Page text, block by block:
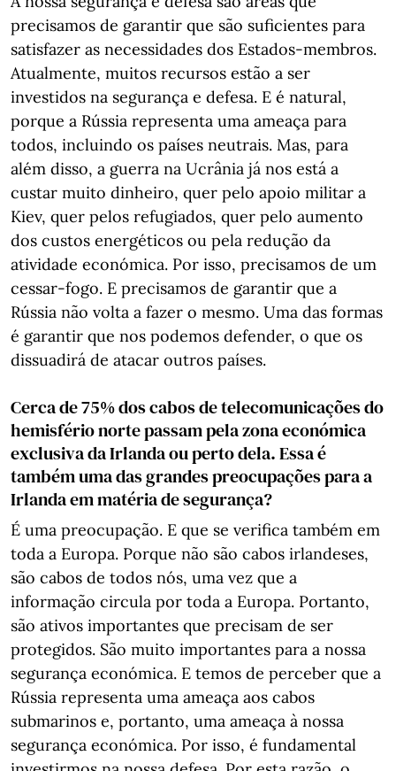
precisamos de garantir que são suficientes para
satisfazer as necessidades dos Estados-membros.
Atualmente, muitos recursos estão a ser
investidos na segurança e defesa. E é natural,
porque a Rússia representa uma ameaça para
todos, incluindo os países neutrais. Mas, para
além disso, a guerra na Ucrânia já nos está a
custar muito dinheiro, quer pelo apoio militar a
Kiev, quer pelos refugiados, quer pelo aumento
dos custos energéticos ou pela redução da
atividade económica. Por isso, precisamos de um
cessar-fogo. E precisamos de garantir que a
Rússia não volta a fazer o mesmo. Uma das formas
é garantir que nos podemos defender, o que os
dissuadirá de atacar outros países.
Cerca de 75% dos cabos de telecomunicações do
hemisfério norte passam pela zona económica
exclusiva da Irlanda ou perto dela. Essa é
também uma das grandes preocupações para a
Irlanda em matéria de segurança?
É uma preocupação. E que se verifica também em
toda a Europa. Porque não são cabos irlandeses,
são cabos de todos nós, uma vez que a
informação circula por toda a Europa. Portanto,
são ativos importantes que precisam de ser
protegidos. São muito importantes para a nossa
segurança económica. E temos de perceber que a
Rússia representa uma ameaça aos cabos
submarinos e, portanto, uma ameaça à nossa
segurança económica. Por isso, é fundamental